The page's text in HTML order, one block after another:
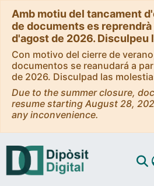
Amb motiu del tancament
de documents es
d'agost de 2026. Disculpeu
Con motivo del cierre de
documentos se reanudará a
de 2026. Disculpad las
Due to the summer closure,
resume starting August 28,
any inconvenience.